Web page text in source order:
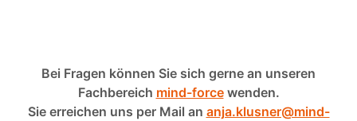
Bei Fragen können Sie sich gerne an unseren
Fachbereich mind-forcewenden.
Sie erreichen uns per Mail an anja.klusner@mind-